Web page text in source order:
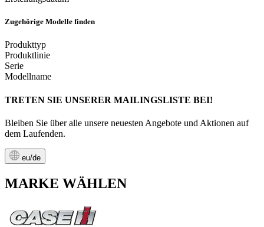
Zugehörige Modelle finden
Produkttyp
Produktlinie
Serie
Modellname
TRETEN SIE UNSERER MAILINGSLISTE BEI!
Bleiben Sie über alle unsere neuesten Angebote und Aktionen auf
dem Laufenden.
eu/de
MARKE WÄHLEN